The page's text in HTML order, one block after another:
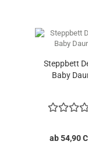
Steppbett
Baby
ab 54,90